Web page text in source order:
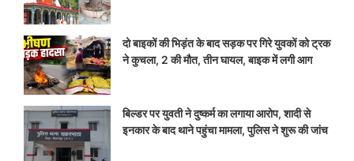
दो बाइकों की भिड़ंत के बाद सड़क पर गिरे युवकों को ट्रक
ने कुचला, 2 की मौत, तीन घायल, बाइक में लगी आग
बिल्डर पर युवती ने दुष्कर्म का लगाया आरोप, शादी से
इनकार के बाद थाने पहुंचा मामला, पुलिस ने शुरू की जांच